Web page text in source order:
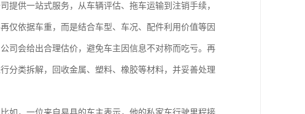
提供一站式服务，从车辆评估、拖车运输到注销手续，
仅依据车重，而是结合车型、车况、配件利用价值等因
司会给出合理估价，避免车主因信息不对称而吃亏。再
分类拆解，回收金属、塑料、橡胶等材料，并妥善处理